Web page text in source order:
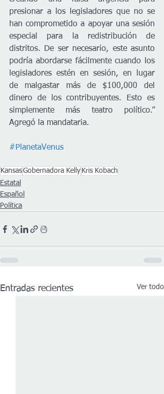
presionar a los legisladores que no se
han comprometido a apoyar una sesión
especial para la redistribución de
distritos. De ser necesario, este asunto
podría abordarse fácilmente cuando los
legisladores estén en sesión, en lugar
de malgastar más de $100,000 del
dinero de los contribuyentes. Esto es
simplemente más teatro político.”
Agregó la mandataria.
#PlanetaVenus
KansasGobernadora Kelly Kris Kobach
Estatal
Español
Política
Entradas recientes Ver todo